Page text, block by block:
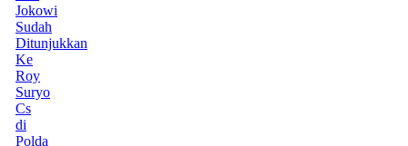
Jokowi
Sudah
Ditunjukkan
Ke
Roy
Suryo
Cs
di
Polda